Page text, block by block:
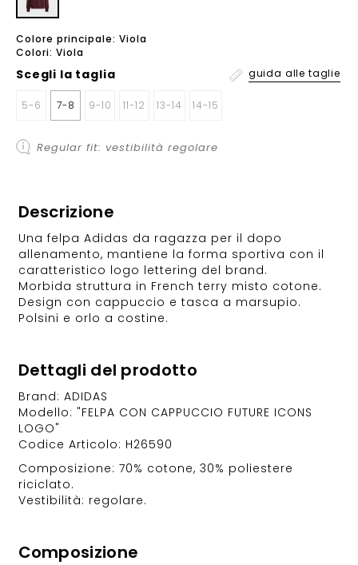
Colore principale: Viola
Colori: Viola
Scegli la taglia guida alle taglie
5-6 7-8 9-10 11-12 13-14 14-15
Regular fit: vestibilità regolare
Descrizione
Una felpa Adidas da ragazza per il dopo
allenamento, mantiene la forma sportiva con il
caratteristico logo lettering del brand.
Morbida struttura in French terry misto cotone.
Design con cappuccio e tasca a marsupio.
Polsini e orlo a costine.
Dettagli del prodotto
Brand: ADIDAS
Modello: "FELPA CON CAPPUCCIO FUTURE ICONS
LOGO"
Codice Articolo: H26590
Composizione: 70% cotone, 30% poliestere
riciclato.
Vestibilità: regolare.
Composizione